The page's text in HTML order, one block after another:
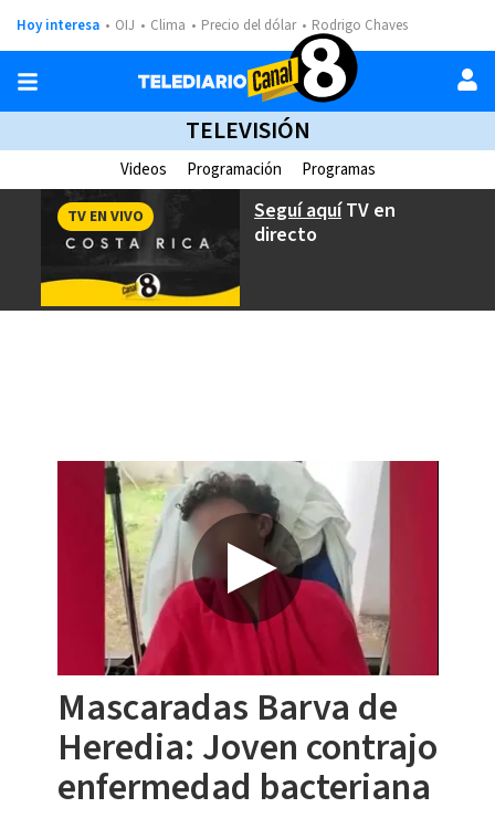
Hoy interesa OIJ Clima Precio del dólar Rodrigo Chaves
TELEVISIÓN
Videos Programación Programas
Seguí aquíTV en
directo
TV EN VIVO
Mascaradas Barva de
Heredia: Joven contrajo
enfermedad bacteriana